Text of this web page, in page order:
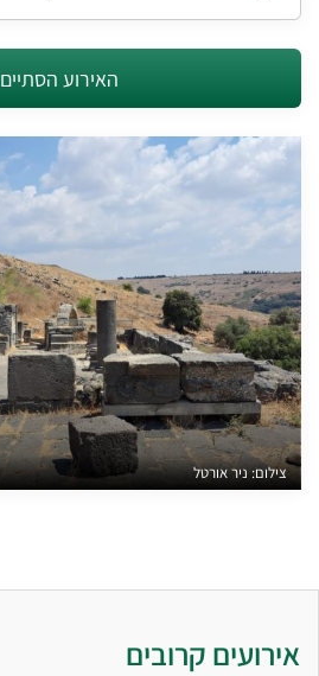
האירוע הסתיים
צילום: ניר אורטל
אירועים קרובים